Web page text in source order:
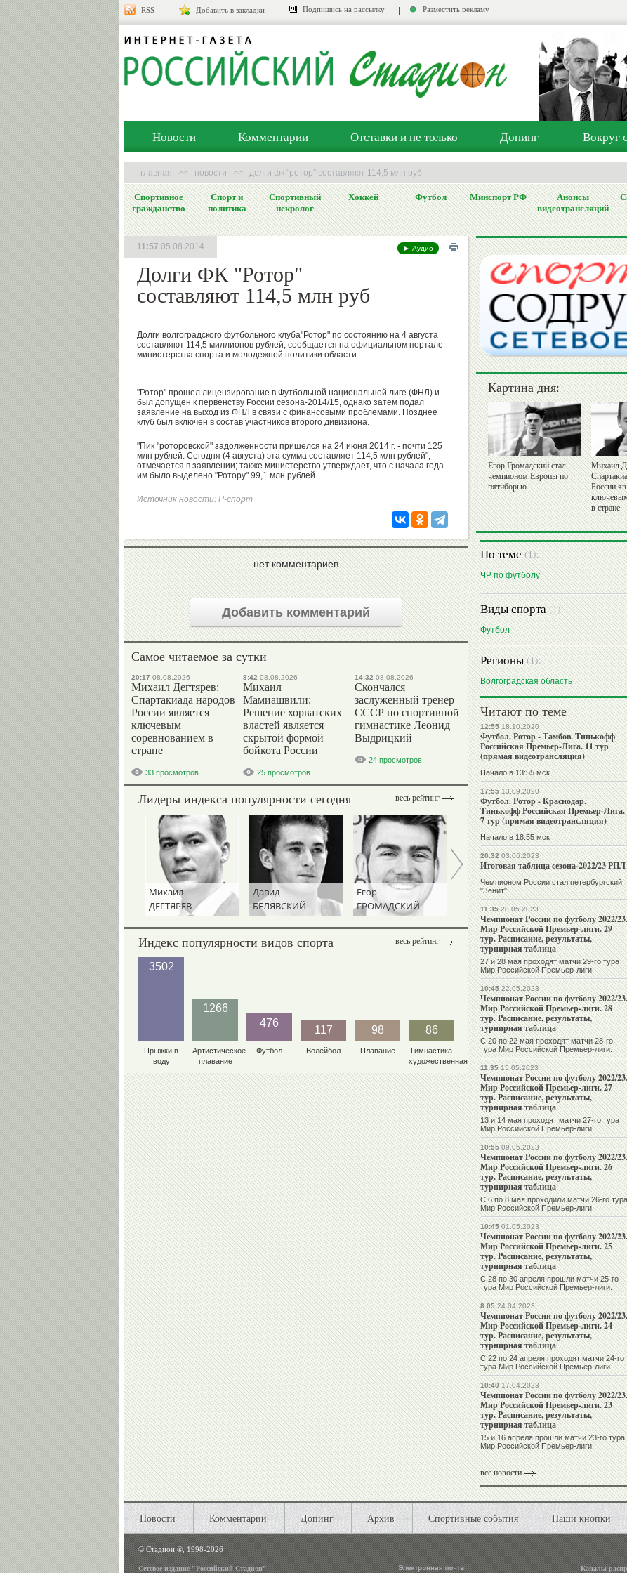
RSS Добавить в закладки Подпишись на рассылку Разместить рекламу
Новости Комментарии Отставки и не только Допинг Вокруг
главная >> новости >> долги фк "ротор" составляют 114,5 млн руб
Спортивное
гражданство
Спорт и
политика
Спортивный
некролог
Хоккей Футбол Минспорт РФ
Анонсы
видеотрансляций
► Аудио
Долги ФК "Ротор"
составляют 114,5 млн руб
11:57 05.08.2014
Долги волгоградского футбольного клуба"Ротор" по состоянию на 4 августа
составляют 114,5 миллионов рублей, сообщается на официальном портале
министерства спорта и молодежной политики области.
"Ротор" прошел лицензирование в Футбольной национальной лиге (ФНЛ) и
был допущен к первенству России сезона-2014/15, однако затем подал
заявление на выход из ФНЛ в связи с финансовыми проблемами. Позднее
клуб был включен в состав участников второго дивизиона.
"Пик "роторовской" задолженности пришелся на 24 июня 2014 г. - почти 125
млн рублей. Сегодня (4 августа) эта сумма составляет 114,5 млн рублей", -
отмечается в заявлении; также министерство утверждает, что с начала года
им было выделено "Ротору" 99,1 млн рублей.
Источник новости: Р-спорт
нет комментариев
Добавить комментарий
Самое читаемое за сутки
20:17 08.08.2026
Михаил Дегтярев:
Спартакиада народов
России является
ключевым
соревнованием в
стране
33 просмотров
8:42 08.08.2026
Михаил
Мамиашвили:
Решение хорватских
властей является
скрытой формой
бойкота России
25 просмотров
14:32 08.08.2026
Скончался
заслуженный тренер
СССР по спортивной
гимнастике Леонид
Выдрицкий
24 просмотров
весь рейтинг
Лидеры индекса популярности сегодня
Михаил
ДЕГТЯРЕВ
Давид
БЕЛЯВСКИЙ
Егор
ГРОМАДСКИЙ
Наталья
ИЩЕНКО
Виталий
ЩЕРБО
весь рейтинг
Индекс популярности видов спорта
3502
Прыжки в
воду
1266
Артистическое
плавание
476
Футбол
117
Волейбол
98
Плавание
86
Гимнастика
художественная
Картина дня:
Егор Громадский стал
чемпионом Европы по
пятиборью
Михаил
России
в стране
По теме(1):
ЧР по футболу
Виды спорта(1):
Футбол
Регионы(1):
Волгоградская область
Читают по теме
12:5518.10.2020
Футбол. Ротор - Тамбов. Тинькофф
Российская Премьер-Лига. 11 тур
(прямая видеотрансляция)
Начало в 13:55 мск
17:5513.09.2020
Футбол. Ротор - Краснодар.
Тинькофф Российская Премьер-Лига.
7 тур (прямая видеотрансляция)
Начало в 18:55 мск
20:3203.06.2023
Итоговая таблица сезона-2022/23 РПЛ
Чемпионом России стал петербургский
"Зенит".
11:3528.05.2023
Чемпионат России по футболу 2022/23.
Мир Российской Премьер-лиги. 29
тур. Расписание, результаты,
турнирная таблица
27 и 28 мая проходят матчи 29-го тура
Мир Российской Премьер-лиги.
10:4522.05.2023
Чемпионат России по футболу 2022/23.
Мир Российской Премьер-лиги. 28
тур. Расписание, результаты,
турнирная таблица
С 20 по 22 мая проходят матчи 28-го
тура Мир Российской Премьер-лиги.
11:3515.05.2023
Чемпионат России по футболу 2022/23.
Мир Российской Премьер-лиги. 27
тур. Расписание, результаты,
турнирная таблица
13 и 14 мая проходят матчи 27-го тура
Мир Российской Премьер-лиги.
10:5509.05.2023
Чемпионат России по футболу 2022/23.
Мир Российской Премьер-лиги. 26
тур. Расписание, результаты,
турнирная таблица
С 6 по 8 мая проходили матчи 26-го тура
Мир Российской Премьер-лиги.
10:4501.05.2023
Чемпионат России по футболу 2022/23.
Мир Российской Премьер-лиги. 25
тур. Расписание, результаты,
турнирная таблица
С 28 по 30 апреля прошли матчи 25-го
тура Мир Российской Премьер-лиги.
8:0524.04.2023
Чемпионат России по футболу 2022/23.
Мир Российской Премьер-лиги. 24
тур. Расписание, результаты,
турнирная таблица
С 22 по 24 апреля проходят матчи 24-го
тура Мир Российской Премьер-лиги.
10:4017.04.2023
Чемпионат России по футболу 2022/23.
Мир Российской Премьер-лиги. 23
тур. Расписание, результаты,
турнирная таблица
15 и 16 апреля прошли матчи 23-го тура
Мир Российской Премьер-лиги.
все новости
Новости Комментарии Допинг Архив Спортивные события Наши кнопки
©Стадион ®, 1998-2026
Сетевое издание "Российский Стадион"
Каналы